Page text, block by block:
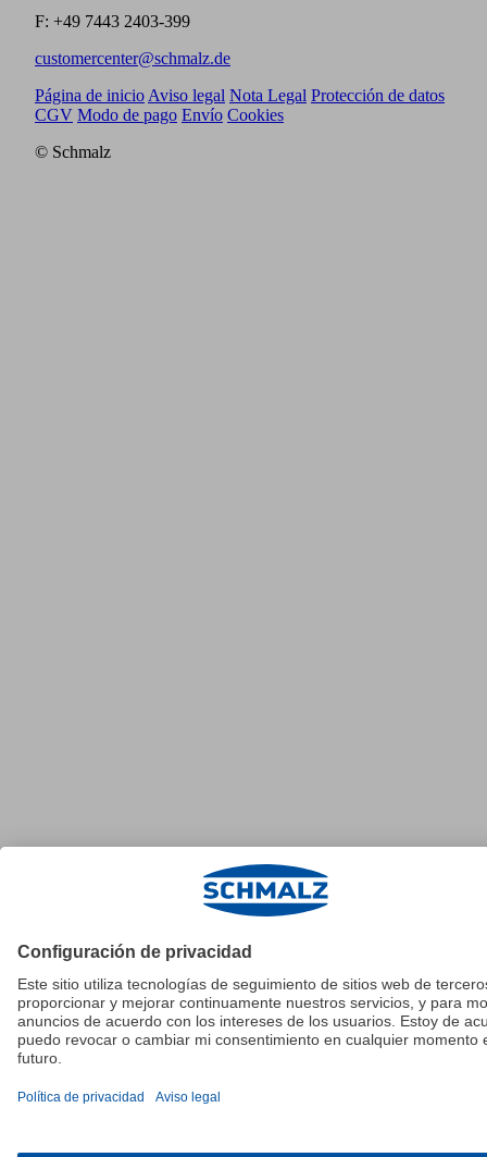
F: +49 7443 2403-399
customercenter@schmalz.de
Página de inicioAviso legal Nota Legal Protección de datos
CGV Modo de pago Envío Cookies
© Schmalz